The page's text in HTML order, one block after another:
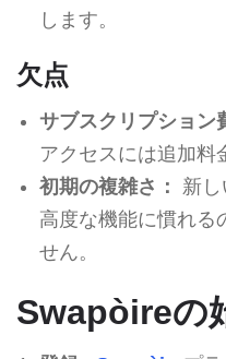
します。
欠点
サブスクリプション
アクセスには追加料
初期の複雑さ：
新し
高度な機能に慣れる
せん。
Swapòireの